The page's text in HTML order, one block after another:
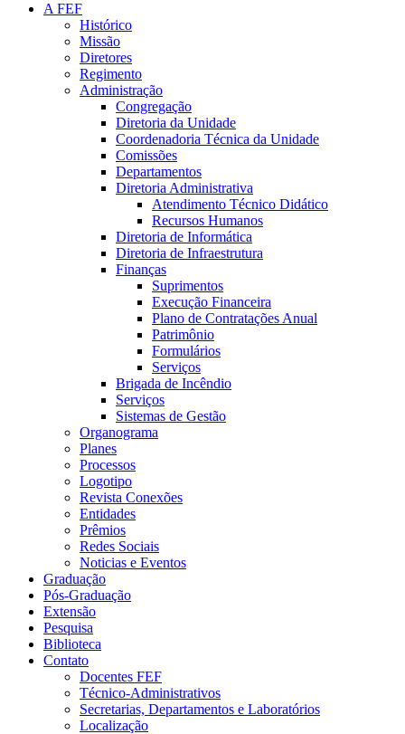
A FEF
Histórico
Missão
Diretores
Regimento
Administração
Congregação
Diretoria da Unidade
Coordenadoria Técnica da Unidade
Comissões
Departamentos
Diretoria Administrativa
Atendimento Técnico Didático
Recursos Humanos
Diretoria de Informática
Diretoria de Infraestrutura
Finanças
Suprimentos
Execução Financeira
Plano de Contratações Anual
Patrimônio
Formulários
Serviços
Brigada de Incêndio
Serviços
Sistemas de Gestão
Organograma
Planes
Processos
Logotipo
Revista Conexões
Entidades
Prêmios
Redes Sociais
Noticias e Eventos
Graduação
Pós-Graduação
Extensão
Pesquisa
Biblioteca
Contato
Docentes FEF
Técnico-Administrativos
Secretarias, Departamentos e Laboratórios
Localização